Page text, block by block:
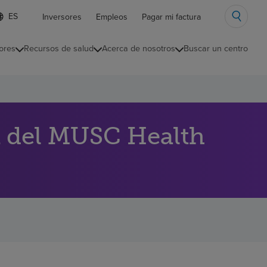
Inversores Empleos Pagar mi factura
Recursos de salud Acerca de nosotros Buscar un centro
MUSC Health